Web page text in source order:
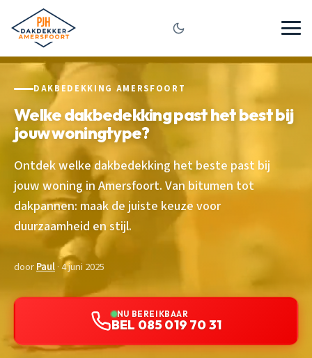
DAKBEDEKKING AMERSFOORT
Welke dakbedekking past het best bij
jouw woningtype?
Ontdek welke dakbedekking het beste past bij
jouw woning in Amersfoort. Van bitumen tot
dakpannen: maak de juiste keuze voor
duurzaamheid en stijl.
doorPaul· 4 juni 2025
NU BEREIKBAAR
BEL 085 019 70 31